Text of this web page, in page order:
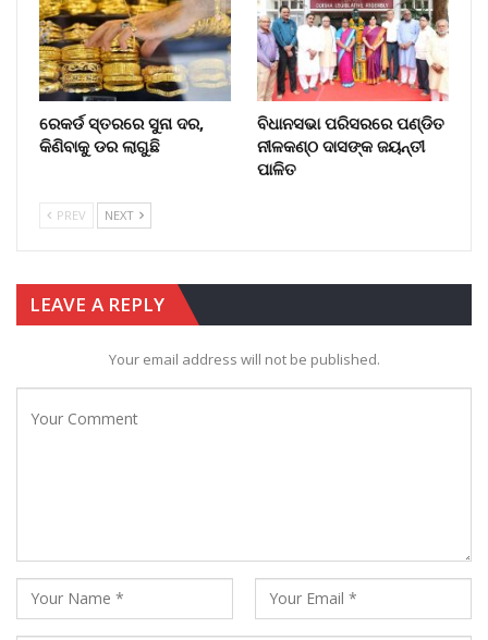
ରେକର୍ଡ ସ୍ତରରେ ସୁନା ଦର,
କିଣିବାକୁ ଡର ଲାଗୁଛି
ବିଧାନସଭା ପରିସରରେ ପଣ୍ଡିତ
ନୀଳକଣ୍ଠ ଦାସଙ୍କ ଜୟନ୍ତୀ
ପାଳିତ
PREV NEXT
LEAVE A REPLY
Your email address will not be published.